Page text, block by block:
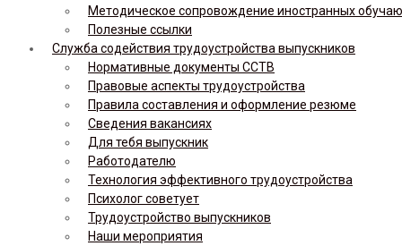
Методическое сопровождение иностранных
Полезные ссылки
Служба содействия трудоустройства выпускников
Нормативные документы ССТВ
Правовые аспекты трудоустройства
Правила составления и оформление резюме
Сведения вакансиях
Для тебя выпускник
Работодателю
Технология эффективного трудоустройства
Психолог советует
Трудоустройство выпускников
Наши мероприятия